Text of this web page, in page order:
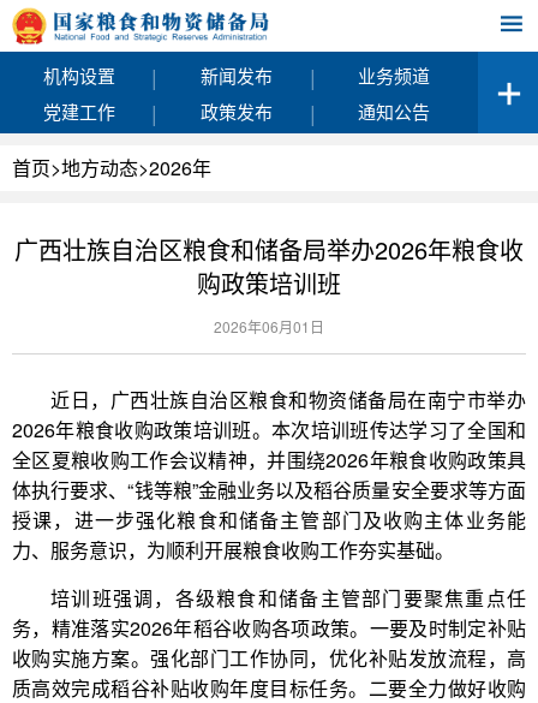
机构设置 | 新闻发布 |
业务频道
党建工作
| 政策发布 | 通知公告
首页>地方动态>2026年
广西壮族自治区粮食和储备局举办2026年粮食收
购政策培训班
2026年06月01日
近日，广西壮族自治区粮食和物资储备局在南宁市举办
2026年粮食收购政策培训班。本次培训班传达学习了全国和
全区夏粮收购工作会议精神，并围绕2026年粮食收购政策具
体执行要求、“钱等粮”金融业务以及稻谷质量安全要求等方面
授课，进一步强化粮食和储备主管部门及收购主体业务能
力、服务意识，为顺利开展粮食收购工作夯实基础。
培训班强调，各级粮食和储备主管部门要聚焦重点任
务，精准落实2026年稻谷收购各项政策。一要及时制定补贴
收购实施方案。强化部门工作协同，优化补贴发放流程，高
质高效完成稻谷补贴收购年度目标任务。二要全力做好收购